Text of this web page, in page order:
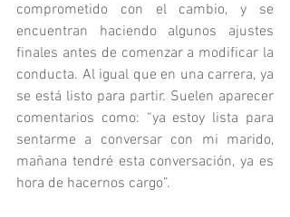
comprometido con el cambio, y se
encuentran haciendo algunos ajustes
finales antes de comenzar a modificar la
conducta. Al igual que en una carrera, ya
se está listo para partir. Suelen aparecer
comentarios como: “ya estoy lista para
sentarme a conversar con mi marido,
mañana tendré esta conversación, ya es
hora de hacernos cargo”.